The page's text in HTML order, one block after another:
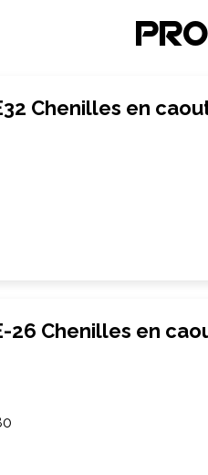
Chenilles en
26 Chenilles en